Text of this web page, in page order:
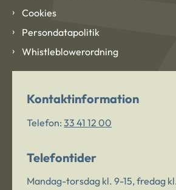
Cookies
Persondatapolitik
Whistleblowerordning
Kontaktinformation
Telefon: 33 41 12 00
Telefontider
Mandag-torsdag kl. 9-15, fredag